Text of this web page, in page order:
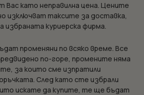
Вас като неправилна цена. Цените
изключват таксите за доставка,
избраната куриерска фирма.
променяни по всяко време. Все
по-горе, промените няма
за които сме изпратили
След като сте избрали
искате да купите, те ще бъдат